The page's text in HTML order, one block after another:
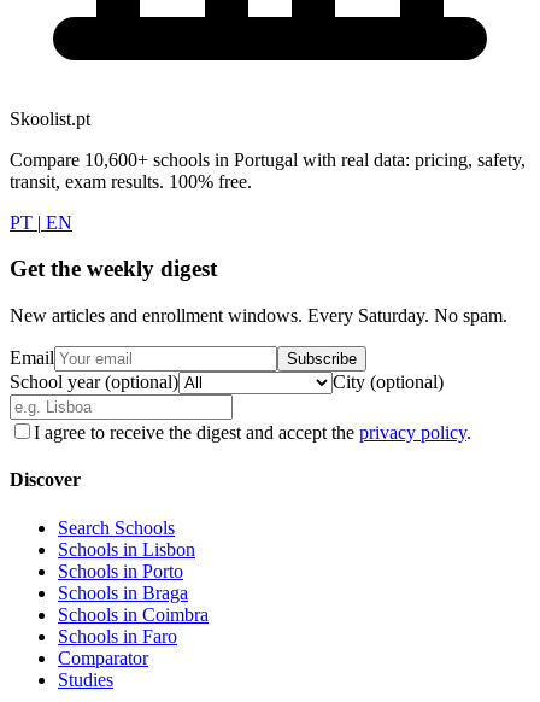
Skoolist.pt
Compare 10,600+ schools in Portugal with real data: pricing, safety,
transit, exam results. 100% free.
PT | EN
Get the weekly digest
New articles and enrollment windows. Every Saturday. No spam.
Email Subscribe
School year (optional) City (optional)
I agree to receive the digest and accept the privacy policy.
Discover
Search Schools
Schools in Lisbon
Schools in Porto
Schools in Braga
Schools in Coimbra
Schools in Faro
Comparator
Studies